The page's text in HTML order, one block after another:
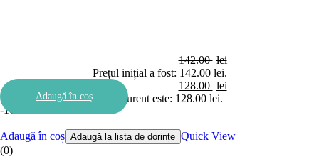
142.00 lei
Prețul inițial a fost: 142.00 lei.
128.00 lei
Prețul curent este: 128.00 lei.
Adaugă în coș
-10%
Adaugă în coș Adaugă la lista de dorințe Quick View
(0)